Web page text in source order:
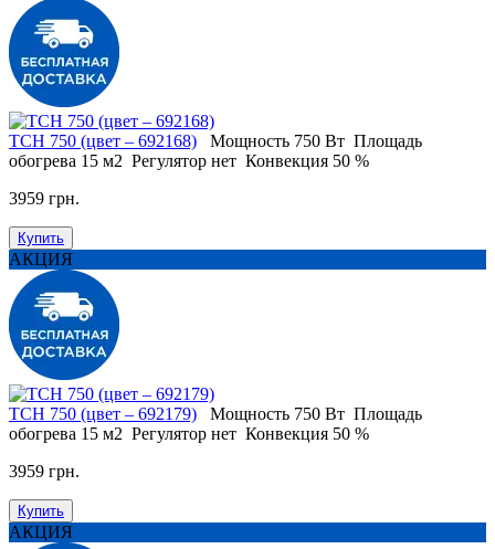
TCH 750 (цвет – 692168) Мощность 750 Вт Площадь
обогрева 15 м2 Регулятор нет Конвекция 50 %
3959 грн.
Купить
АКЦИЯ
TCH 750 (цвет – 692179) Мощность 750 Вт Площадь
обогрева 15 м2 Регулятор нет Конвекция 50 %
3959 грн.
Купить
АКЦИЯ